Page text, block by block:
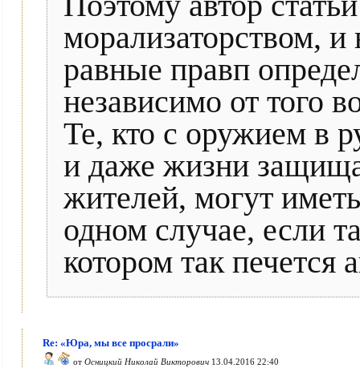
морализаторством,
равные правп
независимо от того
Те, кто с оружием в
и даже жизни
жителей, могут
одном случае, если
котором так печется
Re: «Юра, мы все просрали»
от Осницкий Николай Викторович 13.04.2016 22:40